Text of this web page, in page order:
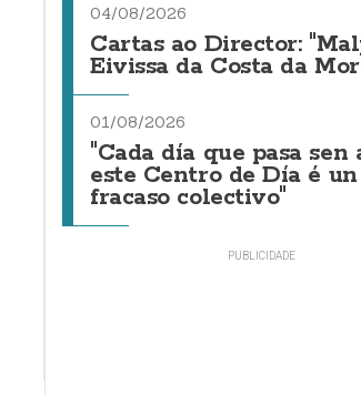
04/08/2026
Cartas ao Director:
Eivissa da Costa da
01/08/2026
"Cada día que pasa sen
este Centro de Día é un
fracaso colectivo"